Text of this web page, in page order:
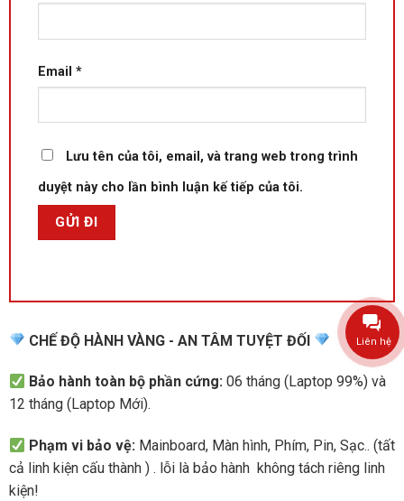
Email *
Lưu tên của tôi, email, và trang web trong trình
duyệt này cho lần bình luận kế tiếp của tôi.
CHẾ ĐỘ HÀNH VÀNG - AN TÂM TUYỆT ĐỐI
Bảo hành toàn bộ phần cứng: 06 tháng (Laptop 99%) và
12 tháng (Laptop Mới).
Phạm vi bảo vệ: Mainboard, Màn hình, Phím, Pin, Sạc.. (tất
cả linh kiện cấu thành ) . lỗi là bảo hành không tách riêng linh
kiện!
Liên hệ